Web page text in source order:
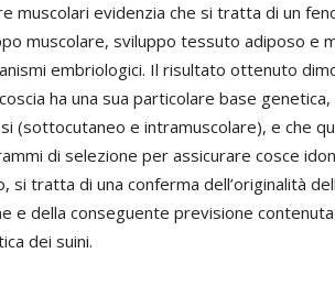
muscolari evidenzia che si tratta di un
muscolare, sviluppo tessuto adiposo e
embriologici. Il risultato ottenuto
ha una sua particolare base
(sottocutaneo e intramuscolare), e che
di selezione per assicurare cosce
si tratta di una conferma dell’originalità
e della conseguente previsione
dei suini.